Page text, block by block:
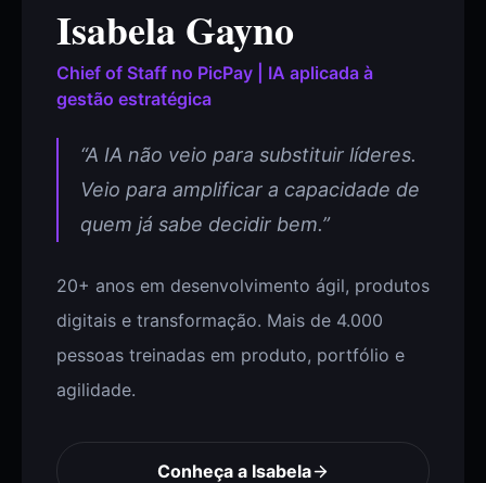
Isabela Gayno
Chief of Staff no PicPay | IA aplicada à
gestão estratégica
“A IA não veio para substituir líderes.
Veio para amplificar a capacidade de
quem já sabe decidir bem.”
20+ anos em desenvolvimento ágil, produtos
digitais e transformação. Mais de 4.000
pessoas treinadas em produto, portfólio e
agilidade.
Conheça a Isabela